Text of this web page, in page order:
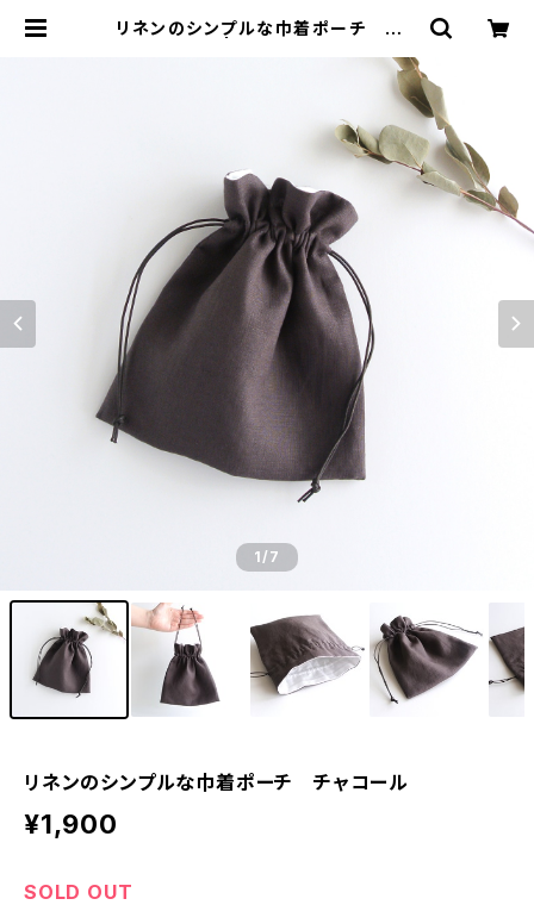
リネンのシンプルな巾着ポーチ チャ
1/7
リネンのシンプルな巾着ポーチ チャコール
¥1,900
SOLD OUT